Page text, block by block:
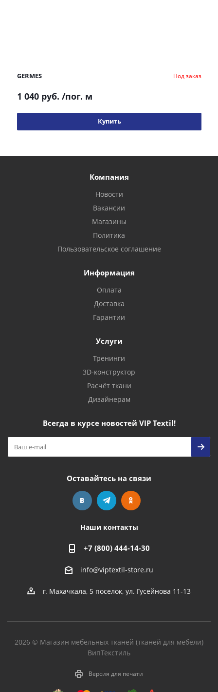
GERMES Под заказ
1 040 руб. /пог. м
Купить
Компания
Новости
Вакансии
Магазины
Политика
Пользовательское соглашение
Информация
Оплата
Доставка
Гарантии
Услуги
Тренинги
3D-конструктор
Расчёт ткани
Дизайнерам
Всегда в курсе новостей VIP Textil!
Оставайтесь на связи
Наши контакты
+7 (800) 444-14-30
info@viptextil-store.ru
г. Махачкала, 5 поселок, ул. Гусейнова 11-13
2026 © Магазин мебельных тканей (тканей для мебели)
ВипТекстиль
Версия для печати